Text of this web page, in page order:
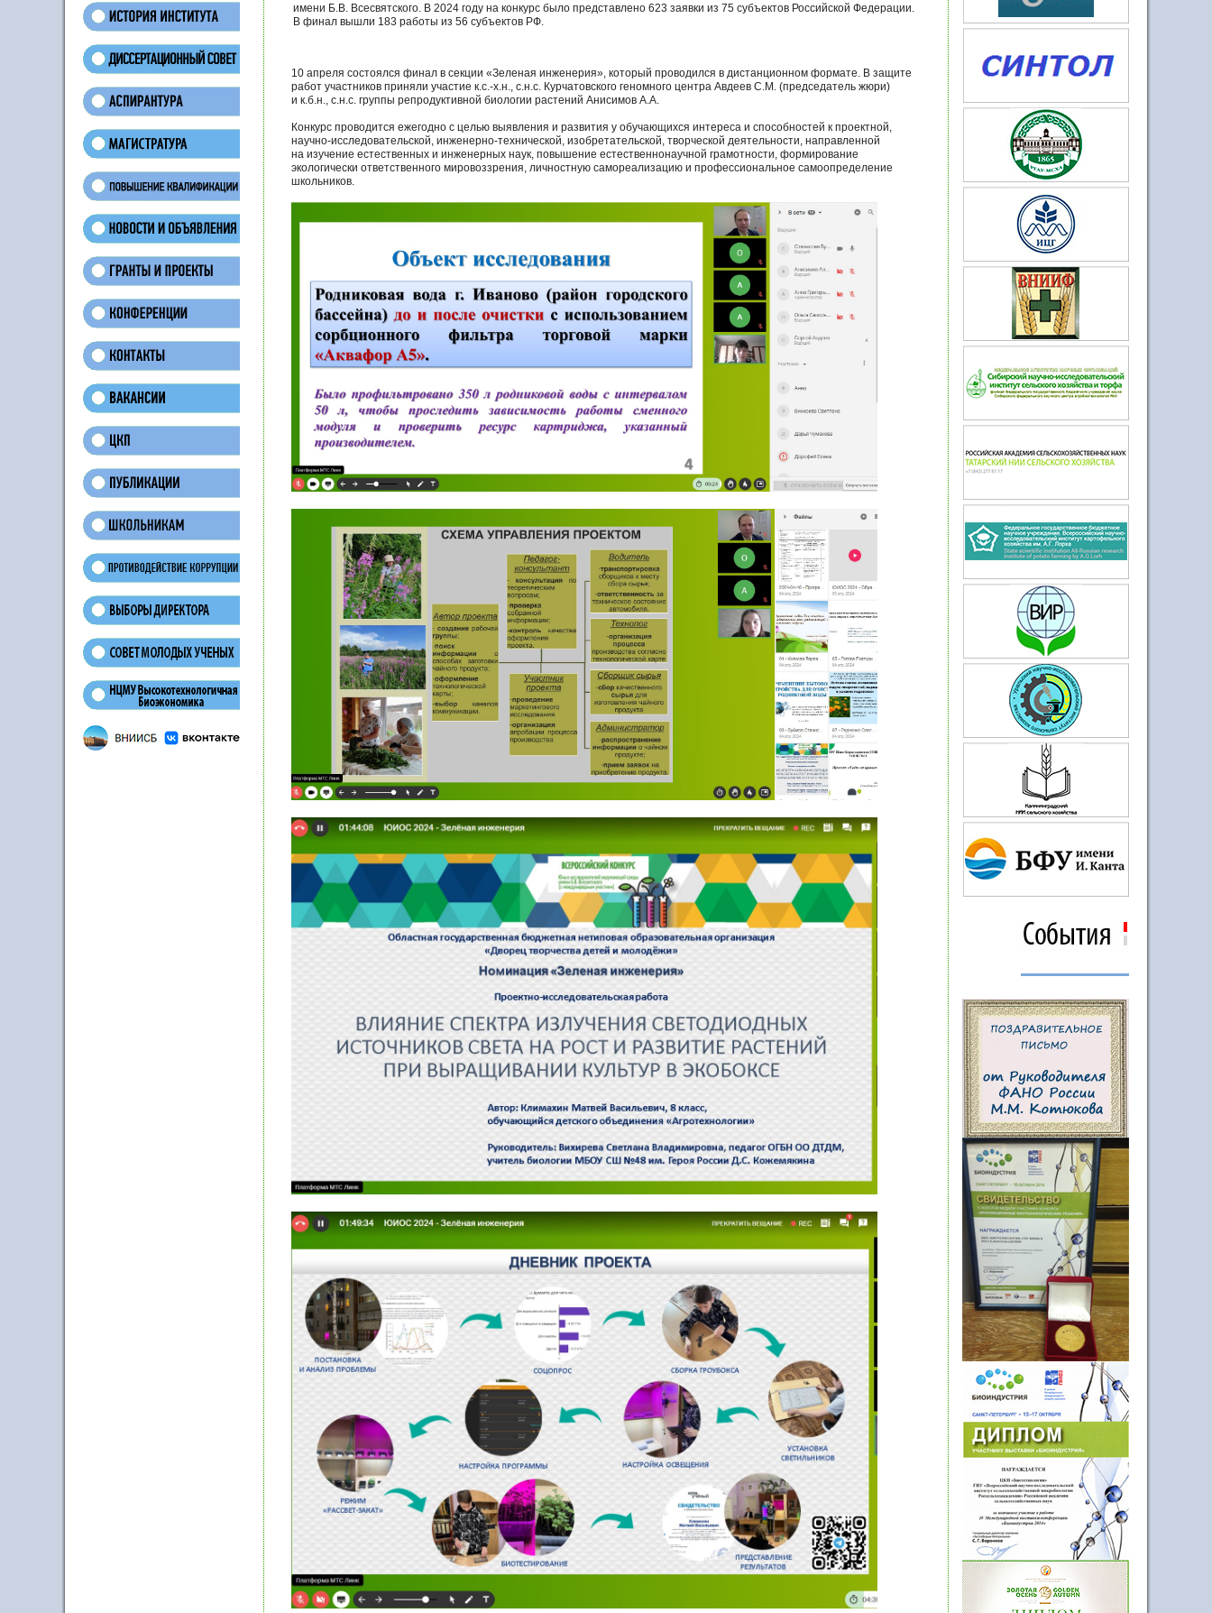
имени Б.В. Всесвятского. В 2024 году на конкурс было представлено 623 заявки из 75 субъектов Российской Федерации.
В финал вышли 183 работы из 56 субъектов РФ.
10 апреля состоялся финал в секции «Зеленая инженерия», который проводился в дистанционном формате. В защите
работ участников приняли участие к.с.-х.н., с.н.с. Курчатовского геномного центра Авдеев С.М. (председатель жюри)
и к.б.н., с.н.с. группы репродуктивной биологии растений Анисимов А.А.
Конкурс проводится ежегодно с целью выявления и развития у обучающихся интереса и способностей к проектной,
научно-исследовательской, инженерно-технической, изобретательской, творческой деятельности, направленной
на изучение естественных и инженерных наук, повышение естественнонаучной грамотности, формирование
экологически ответственного мировоззрения, личностную самореализацию и профессиональное самоопределение
школьников.